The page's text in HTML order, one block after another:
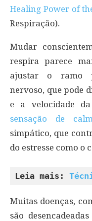
Healing Power of
Respiração).
Mudar
respira parece
ajustar o ramo
nervoso, que pode
e a velocidade
sensação de
simpático, que
do estresse como o
Leia mais:
Muitas doenças,
são